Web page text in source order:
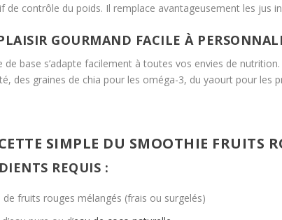
de contrôle du poids. Il remplace avantageusement les jus
GOURMAND FACILE À
de base s’adapte facilement à toutes vos envies de
des graines de chia pour les oméga-3, du yaourt pour les
SIMPLE DU SMOOTHIE FRUITS
REQUIS :
de fruits rouges mélangés (frais ou surgelés)